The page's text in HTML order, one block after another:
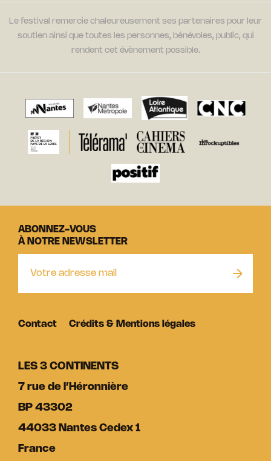
Le festival remercie chaleureusement ses partenaires pour leur
soutien ainsi que toutes les personnes, bénévoles, public, qui
rendent cet évènement possible.
LES 3 CONTINENTS
7 rue de l’Héronnière
BP 43302
44033 Nantes Cedex 1
France
ABONNEZ-VOUS
À NOTRE NEWSLETTER
Contact Crédits & Mentions légales